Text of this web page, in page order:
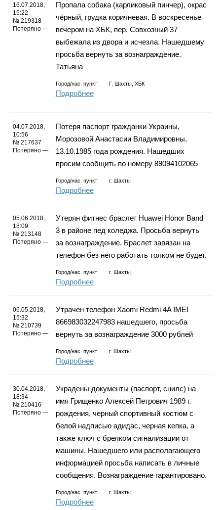
Фотогалерея
16.07.2018,
15:22
№ 219318
Потеряно —
Пропала собака (карликовый пинчер), окрас
чёрный, грудка коричневая. В воскресенье
вечером на ХБК, пер. Совхозный 37
выбежала из двора и исчезла. Нашедшему
просьба вернуть за вознаграждение.
Татьяна
Город/нас. пункт: Г. Шахты, ХБК
Подробнее
04.07.2018,
10:56
№ 217637
Потеряно —
Потеря паспорт гражданки Украины,
Морозовой Анастасии Владимировны,
13.10.1985 года рождения. Нашедших
просим сообщить по номеру 89094102065
Город/нас. пункт: г. Шахты
Подробнее
05.06.2018,
18:09
№ 213148
Потеряно —
Утерян фитнес браслет Huawei Honor Band
3 в районе пед коледжа. Просьба вернуть
за вознаграждение. Браслет завязан на
телефон без него работать толком не будет.
Город/нас. пункт: г. Шахты
Подробнее
06.05.2018,
15:32
№ 210739
Потеряно —
Утрачен телефон Xaomi Redmi 4A IMEI
866983032247983 нашедшего, просьба
вернуть за вознаграждение 3000 рублей
Город/нас. пункт: г. Шахты
Подробнее
30.04.2018,
18:34
№ 210416
Потеряно —
Украдены документы (паспорт, снилс) на
имя Грищенко Алексей Петрович 1989 г.
рождения, черный спортивный костюм с
белой надписью адидас, черная кепка, а
также ключ с брелком сигнализации от
машины. Нашедшего или располагающего
информацией просьба написать в личные
сообщения. Вознаграждение гарантировано.
Город/нас. пункт: г. Шахты
Подробнее